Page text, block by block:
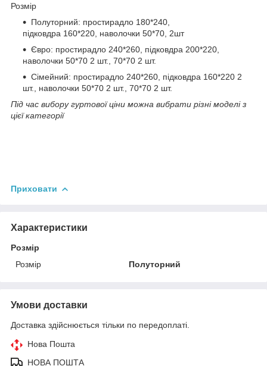
Розмір
Полуторний: простирадло 180*240,
підковдра 160*220, наволочки 50*70, 2шт
Євро: простирадло 240*260, підковдра 200*220,
наволочки 50*70 2 шт., 70*70 2 шт.
Сімейний: простирадло 240*260, підковдра 160*220 2
шт., наволочки 50*70 2 шт., 70*70 2 шт.
Під час вибору гуртової ціни можна вибрати різні моделі з
цієї категорії
Приховати
Характеристики
Розмір
Розмір
Полуторний
Умови доставки
Доставка здійснюється тільки по передоплаті.
Нова Пошта
НОВА ПОШТА